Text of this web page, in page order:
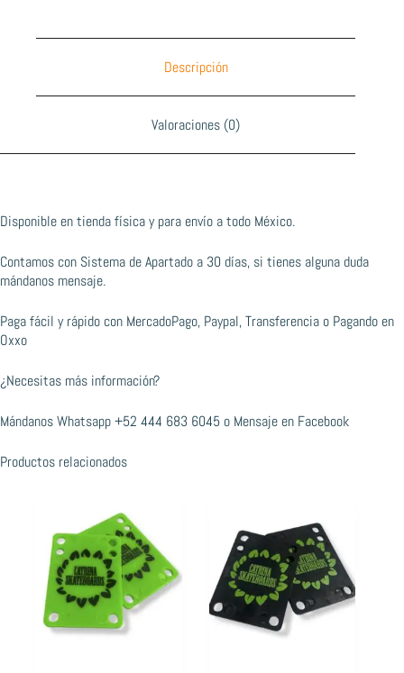
Descripción
Valoraciones (0)
Disponible en tienda física y para envío a todo México.
Contamos con Sistema de Apartado a 30 días, si tienes alguna duda
mándanos mensaje.
Paga fácil y rápido con MercadoPago, Paypal, Transferencia o Pagando en
Oxxo
¿Necesitas más información?
Mándanos Whatsapp+52 444 683 6045 o Mensaje en Facebook
Productos relacionados